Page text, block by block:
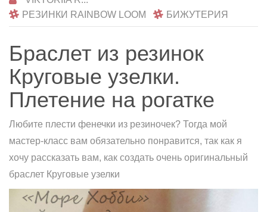
РЕЗИНКИ RAINBOW LOOM
БИЖУТЕРИЯ
Браслет из резинок
Круговые узелки.
Плетение на рогатке
Любите плести фенечки из резиночек? Тогда мой
мастер-класс вам обязательно понравится, так как я
хочу рассказать вам, как создать очень оригинальный
браслет Круговые узелки